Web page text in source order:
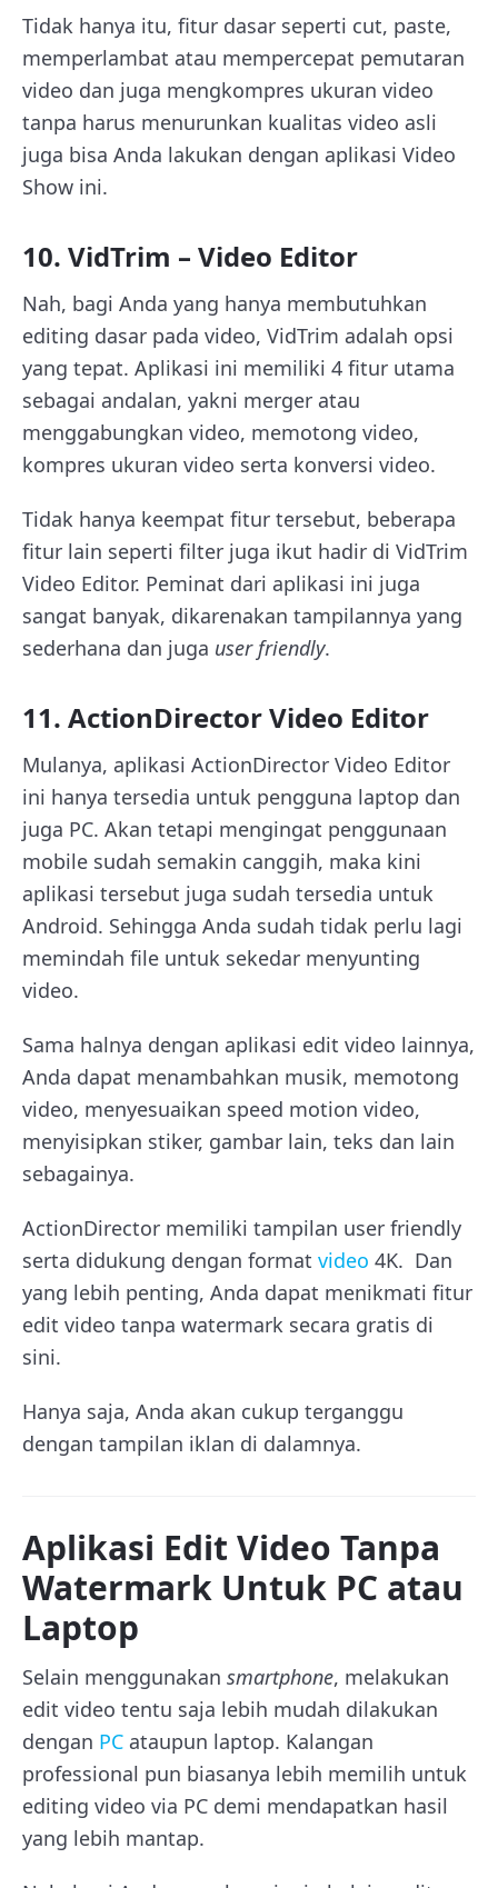
Tidak hanya itu, fitur dasar seperti cut, paste,
memperlambat atau mempercepat pemutaran
video dan juga mengkompres ukuran video
tanpa harus menurunkan kualitas video asli
juga bisa Anda lakukan dengan aplikasi Video
Show ini.
10. VidTrim – Video Editor
Nah, bagi Anda yang hanya membutuhkan
editing dasar pada video, VidTrim adalah opsi
yang tepat. Aplikasi ini memiliki 4 fitur utama
sebagai andalan, yakni merger atau
menggabungkan video, memotong video,
kompres ukuran video serta konversi video.
Tidak hanya keempat fitur tersebut, beberapa
fitur lain seperti filter juga ikut hadir di VidTrim
Video Editor. Peminat dari aplikasi ini juga
sangat banyak, dikarenakan tampilannya yang
sederhana dan juga user friendly.
11. ActionDirector Video Editor
Mulanya, aplikasi ActionDirector Video Editor
ini hanya tersedia untuk pengguna laptop dan
juga PC. Akan tetapi mengingat penggunaan
mobile sudah semakin canggih, maka kini
aplikasi tersebut juga sudah tersedia untuk
Android. Sehingga Anda sudah tidak perlu lagi
memindah file untuk sekedar menyunting
video.
Sama halnya dengan aplikasi edit video lainnya,
Anda dapat menambahkan musik, memotong
video, menyesuaikan speed motion video,
menyisipkan stiker, gambar lain, teks dan lain
sebagainya.
ActionDirector memiliki tampilan user friendly
serta didukung dengan format video 4K. Dan
yang lebih penting, Anda dapat menikmati fitur
edit video tanpa watermark secara gratis di
sini.
Hanya saja, Anda akan cukup terganggu
dengan tampilan iklan di dalamnya.
Aplikasi Edit Video Tanpa
Watermark Untuk PC atau
Laptop
Selain menggunakan smartphone, melakukan
edit video tentu saja lebih mudah dilakukan
dengan PC ataupun laptop. Kalangan
professional pun biasanya lebih memilih untuk
editing video via PC demi mendapatkan hasil
yang lebih mantap.